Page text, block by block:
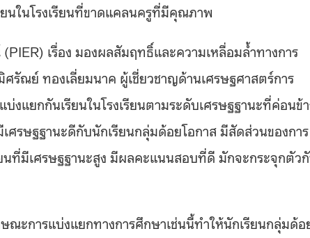
ในโรงเรียนที่ขาดแคลนครูที่มีคุณภาพ
เรื่อง มองผลสัมฤทธิ์และความเหลื่อมล้ำทางการ
ศรัณย์ ทองเลี่ยมนาค ผู้เชี่ยวชาญด้านเศรษฐศาสตร์การ
บ่งแยกกันเรียนในโรงเรียนตามระดับเศรษฐฐานะที่ค่อนข้
ศรษฐฐานะดีกับนักเรียนกลุ่มด้อยโอกาส มีสัดส่วนของการ
นที่มีเศรษฐฐานะสูง มีผลคะแนนสอบที่ดี มักจะกระจุกตัว
ะการแบ่งแยกทางการศึกษาเช่นนี้ทำให้นักเรียนกลุ่มด้อ